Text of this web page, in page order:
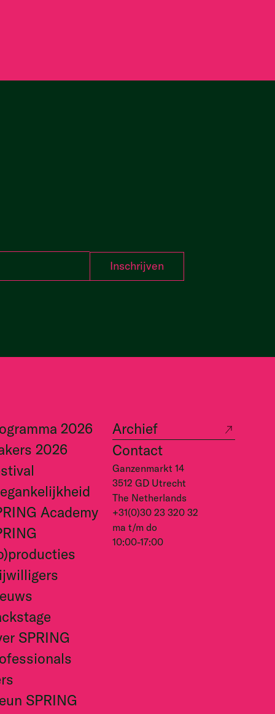
2026
2026
Academy
SPRING
SPRING
Archief
Contact
Ganzenmarkt 14
3512 GD Utrecht
The Netherlands
+31(0)30 23 320 32
ma t/m do
10:00-17:00